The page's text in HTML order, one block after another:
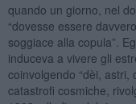
quando un giorno, nel
“dovesse essere
soggiace alla copula”.
induceva a vivere gli
coinvolgendo “dèi, astri,
catastrofi cosmiche,